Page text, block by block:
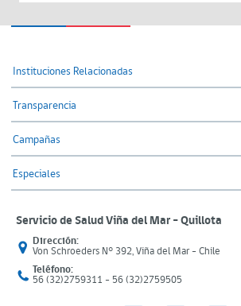
Instituciones Relacionadas
Transparencia
Campañas
Especiales
Servicio de Salud Viña del Mar – Quillota
Dirección:
Von Schroeders N° 392, Viña del Mar - Chile
Teléfono:
56 (32)2759311 - 56 (32)2759505